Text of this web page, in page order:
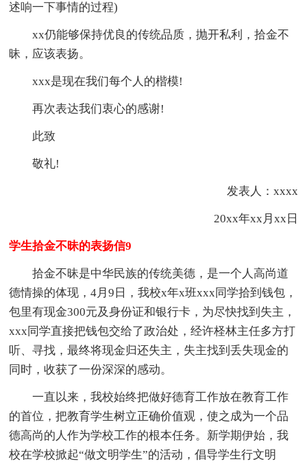
述响一下事情的过程)
xx仍能够保持优良的传统品质，抛开私利，拾金不
昧，应该表扬。
xxx是现在我们每个人的楷模!
再次表达我们衷心的感谢!
此致
敬礼!
发表人：xxxx
20xx年xx月xx日
学生拾金不昧的表扬信9
拾金不昧是中华民族的传统美德，是一个人高尚道
德情操的体现，4月9日，我校x年x班xxx同学拾到钱包，
包里有现金300元及身份证和银行卡，为尽快找到失主，
xxx同学直接把钱包交给了政治处，经许柽林主任多方打
听、寻找，最终将现金归还失主，失主找到丢失现金的
同时，收获了一份深深的感动。
一直以来，我校始终把做好德育工作放在教育工作
的首位，把教育学生树立正确价值观，使之成为一个品
德高尚的人作为学校工作的根本任务。新学期伊始，我
校在学校掀起“做文明学生”的活动，倡导学生行文明